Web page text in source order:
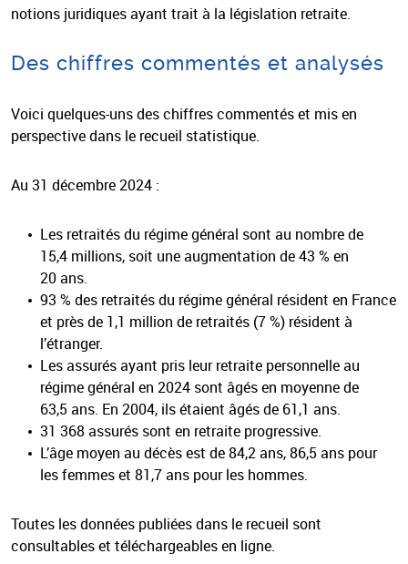
notions juridiques ayant trait à la législation retraite.
Des chiffres commentés et analysés
Voici quelques-uns des chiffres commentés et mis en
perspective dans le recueil statistique.
Au 31 décembre 2024 :
Les retraités du régime général sont au nombre de
15,4 millions, soit une augmentation de 43 % en
20 ans.
93 % des retraités du régime général résident en France
et près de 1,1 million de retraités (7 %) résident à
l’étranger.
Les assurés ayant pris leur retraite personnelle au
régime général en 2024 sont âgés en moyenne de
63,5 ans. En 2004, ils étaient âgés de 61,1 ans.
31 368 assurés sont en retraite progressive.
L’âge moyen au décès est de 84,2 ans, 86,5 ans pour
les femmes et 81,7 ans pour les hommes.
Toutes les données publiées dans le recueil sont
consultables et téléchargeables en ligne.